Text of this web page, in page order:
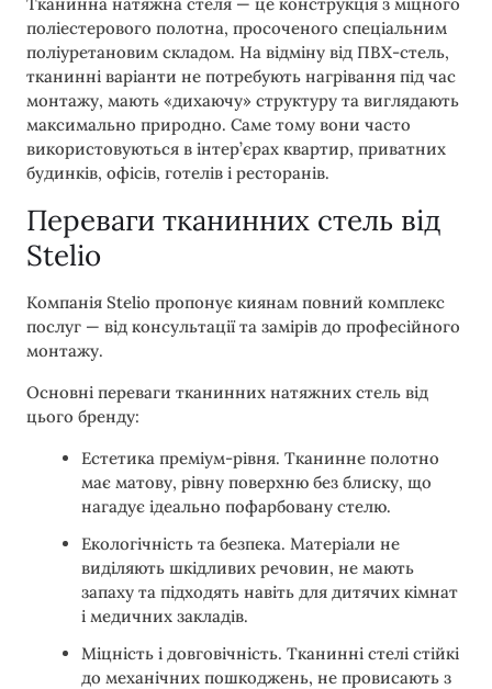
поліестерового полотна, просоченого спеціальним
поліуретановим складом. На відміну від ПВХ-стель,
тканинні варіанти не потребують нагрівання під час
монтажу, мають «дихаючу» структуру та виглядають
максимально природно. Саме тому вони часто
використовуються в інтер’єрах квартир, приватних
будинків, офісів, готелів і ресторанів.
Переваги тканинних стель від
Stelio
Компанія Stelio пропонує киянам повний комплекс
послуг — від консультації та замірів до професійного
монтажу.
Основні переваги тканинних натяжних стель від
цього бренду:
Естетика преміум-рівня. Тканинне полотно
має матову, рівну поверхню без блиску, що
нагадує ідеально пофарбовану стелю.
Екологічність та безпека. Матеріали не
виділяють шкідливих речовин, не мають
запаху та підходять навіть для дитячих кімнат
і медичних закладів.
Міцність і довговічність. Тканинні стелі стійкі
до механічних пошкоджень, не провисають з